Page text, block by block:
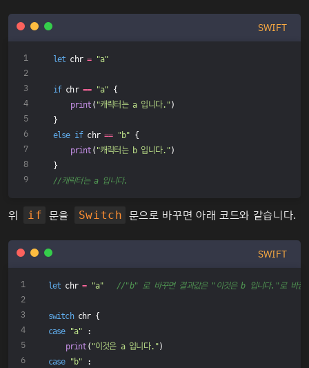
SWIFT
let chr = "a"
if chr == "a" {
print ( "캐릭터는 a 입니다.")
}
else if chr == "b" {
print ( "캐릭터는 b 입니다.")
}
//캐릭터는 a 입니다.
위 if 문을 Switch 문으로 바꾸면 아래 코드와 같습니다.
SWIFT
let chr = "a" //"b" 로 바꾸면 결과값은 "이것은 b 입니다."로 바뀜
switch chr {
case
"a" :
print ( "이것은 a 입니다.")
case
"b" :